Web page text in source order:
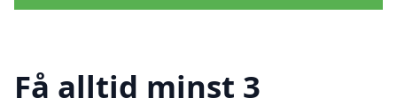
Få alltid minst 3